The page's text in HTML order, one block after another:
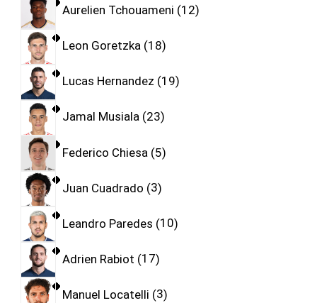
Aurelien Tchouameni 12
Leon Goretzka 18
Lucas Hernandez 19
Jamal Musiala 23
Federico Chiesa 5
Juan Cuadrado 3
Leandro Paredes 10
Adrien Rabiot 17
Manuel Locatelli 3